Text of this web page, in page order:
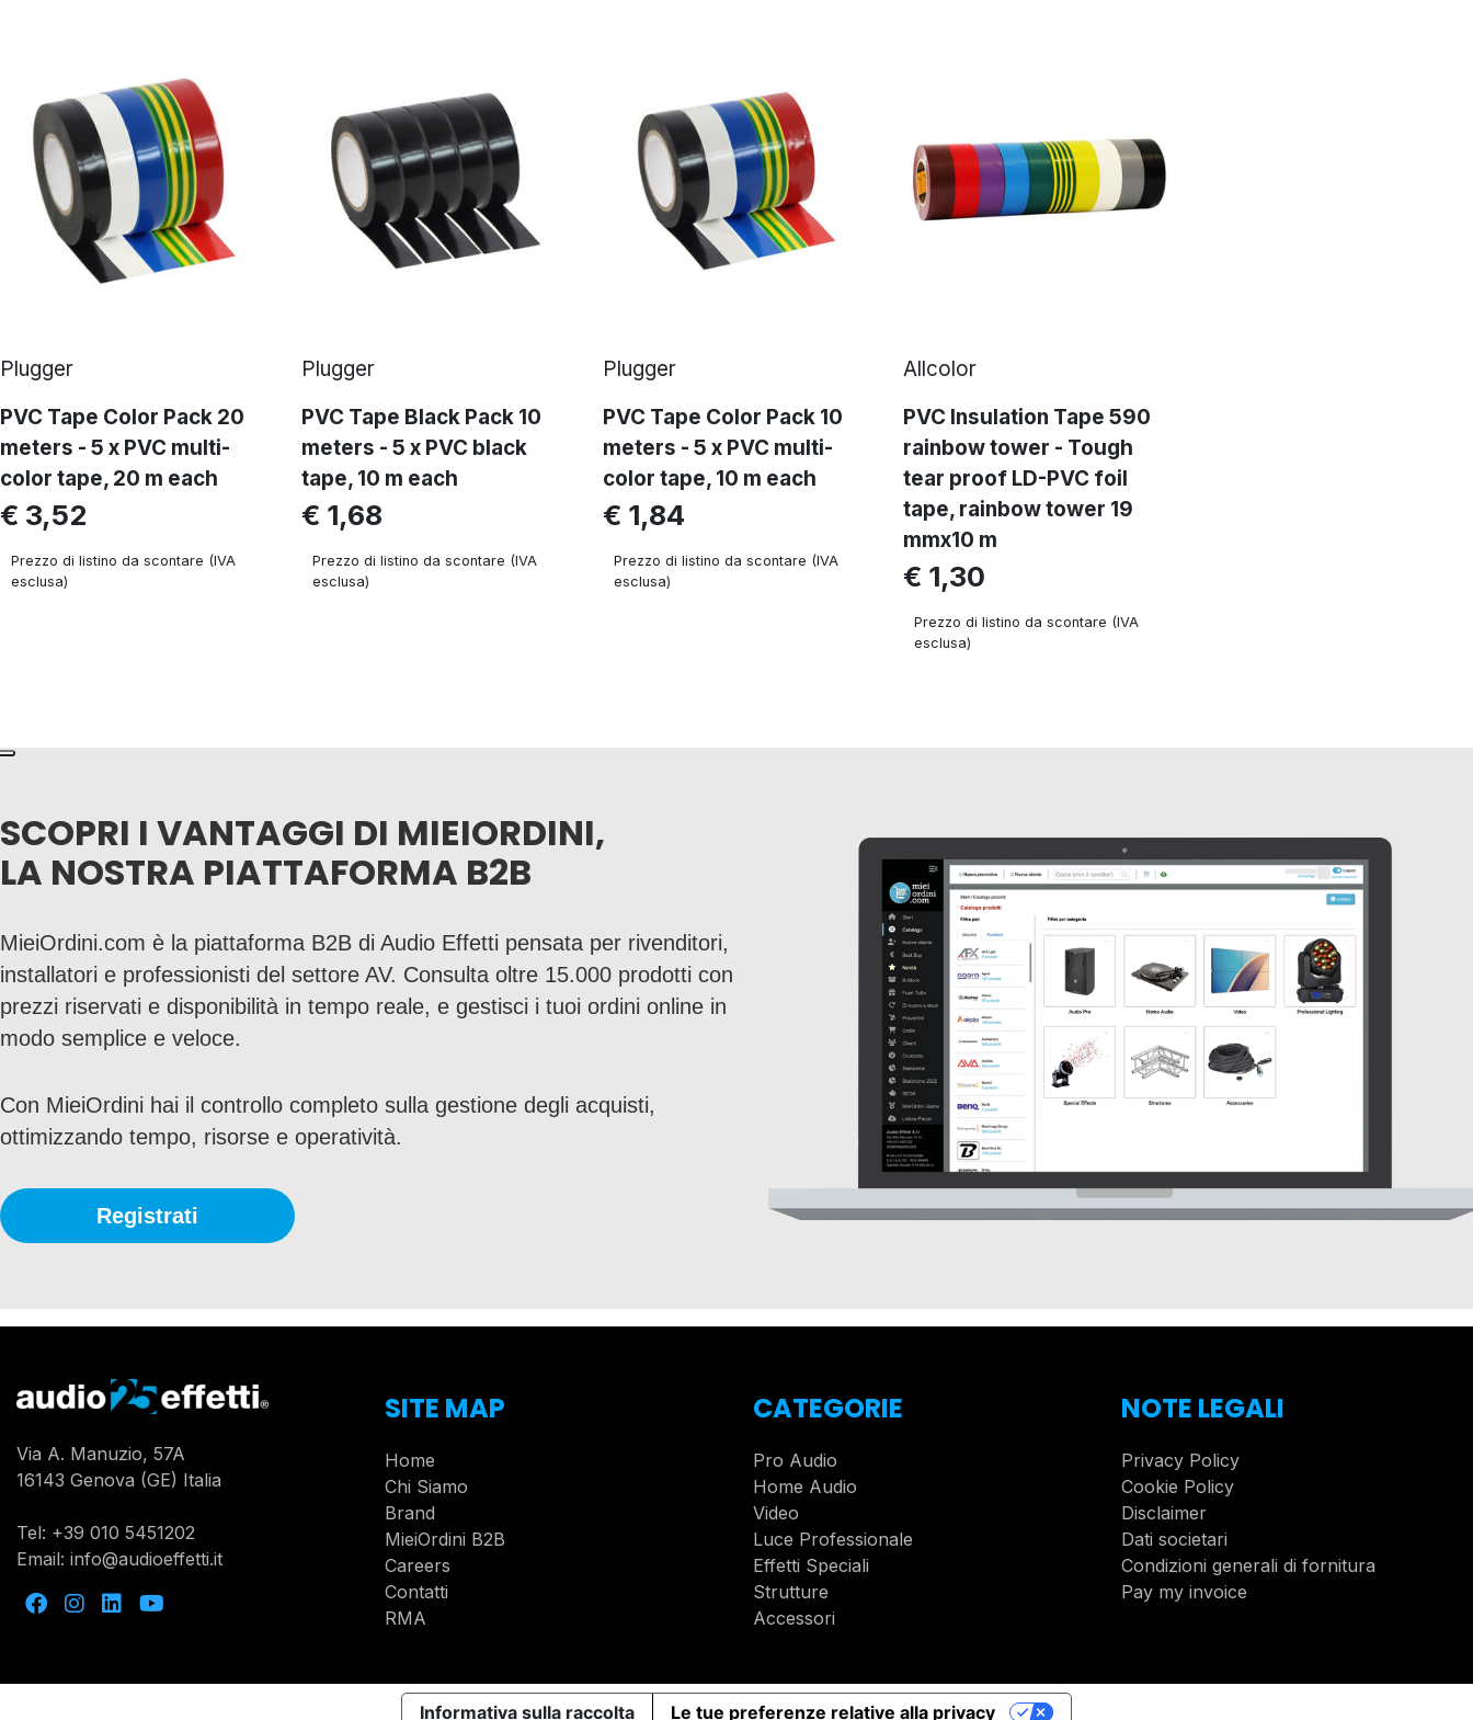
Plugger
PVC Tape Color Pack 20
meters - 5 x PVC multi-
color tape, 20 m each
€ 3,52
Prezzo di listino da scontare (IVA
esclusa)
Plugger
PVC Tape Black Pack 10
meters - 5 x PVC black
tape, 10 m each
€ 1,68
Prezzo di listino da scontare (IVA
esclusa)
Plugger
PVC Tape Color Pack 10
meters - 5 x PVC multi-
color tape, 10 m each
€ 1,84
Prezzo di listino da scontare (IVA
esclusa)
Allcolor
PVC Insulation Tape 590
rainbow tower - Tough
tear proof LD-PVC foil
tape, rainbow tower 19
mmx10 m
€ 1,30
Prezzo di listino da scontare (IVA
esclusa)
SCOPRI I VANTAGGI DI MIEIORDINI,
LA NOSTRA PIATTAFORMA B2B
MieiOrdini.com è la piattaforma B2B di Audio Effetti pensata per rivenditori,
installatori e professionisti del settore AV. Consulta oltre 15.000 prodotti con
prezzi riservati e disponibilità in tempo reale, e gestisci i tuoi ordini online in
modo semplice e veloce.
Con MieiOrdini hai il controllo completo sulla gestione degli acquisti,
ottimizzando tempo, risorse e operatività.
Registrati
Via A. Manuzio, 57A
16143 Genova (GE) Italia
Tel: +39 010 5451202
Email: info@audioeffetti.it
SITE MAP
Home
Chi Siamo
Brand
MieiOrdini B2B
Careers
Contatti
RMA
CATEGORIE
Pro Audio
Home Audio
Video
Luce Professionale
Effetti Speciali
Strutture
Accessori
NOTE LEGALI
Privacy Policy
Cookie Policy
Disclaimer
Dati societari
Condizioni generali di fornitura
Pay my invoice
Informativa sulla raccolta Le tue preferenze relative alla privacy